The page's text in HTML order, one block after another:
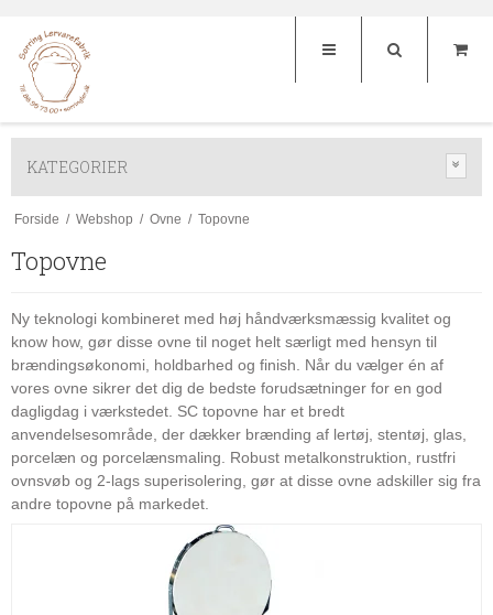
KATEGORIER
Forside / Webshop / Ovne / Topovne
Topovne
Ny teknologi kombineret med høj håndværksmæssig kvalitet og
know how, gør disse ovne til noget helt særligt med hensyn til
brændingsøkonomi, holdbarhed og finish. Når du vælger én af
vores ovne sikrer det dig de bedste forudsætninger for en god
dagligdag i værkstedet. SC topovne har et bredt
anvendelsesområde, der dækker brænding af lertøj, stentøj, glas,
porcelæn og porcelænsmaling. Robust metalkonstruktion, rustfri
ovnsvøb og 2-lags superisolering, gør at disse ovne adskiller sig fra
andre topovne på markedet.